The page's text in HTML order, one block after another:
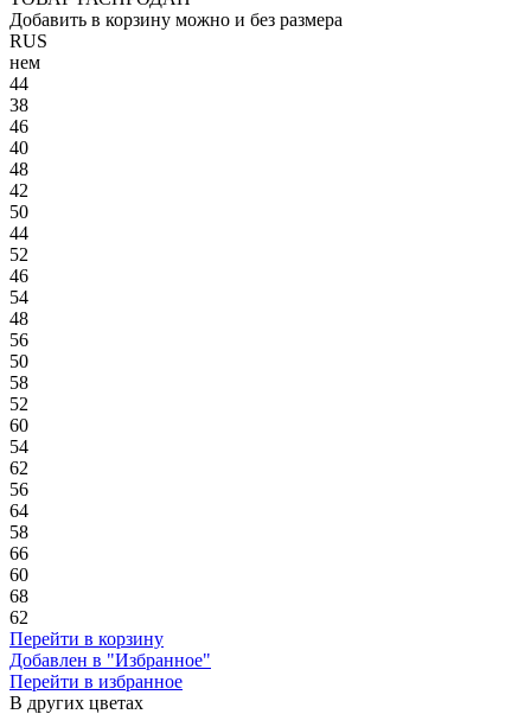
Добавить в корзину можно и без размера
RUS
нем
44
38
46
40
48
42
50
44
52
46
54
48
56
50
58
52
60
54
62
56
64
58
66
60
68
62
Перейти в корзину
Добавлен в "Избранное"
Перейти в избранное
В других цветах